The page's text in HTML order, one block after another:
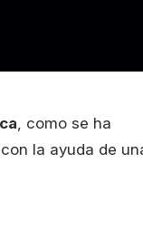
, como se ha
la ayuda de